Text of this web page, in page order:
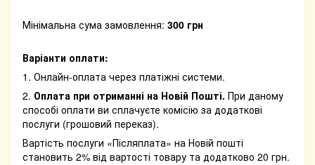
Мінімальна сума замовлення: 300 грн
Варіанти оплати:
1. Онлайн-оплата через платіжні системи.
2. Оплата при отриманні на Новій Пошті. При даному
способі оплати ви сплачуєте комісію за додаткові
послуги (грошовий переказ).
Вартість послуги «Післяплата» на Новій пошті
становить 2% від вартості товару та додатково 20 грн.